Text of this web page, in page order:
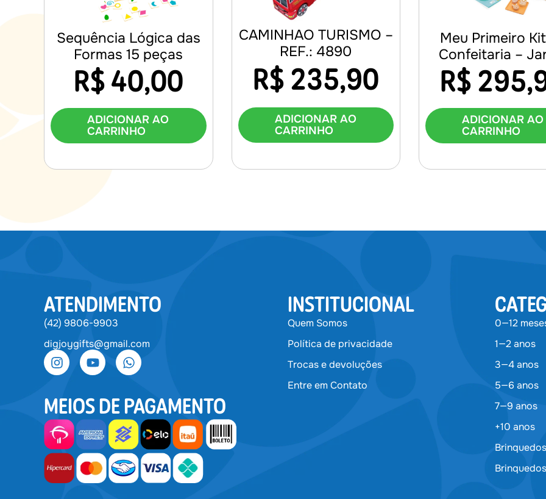
Sequência Lógica das
Formas 15 peças
R$40,00
ADICIONAR AO
CARRINHO
CAMINHAO TURISMO –
REF.: 4890
R$ 235,90
ADICIONAR AO
CARRINHO
Meu Primeiro
Confeitaria –
R$
ADICIONAR AO
CARRINHO
ATENDIMENTO
(42) 9806-9903
digjoygifts@gmail.com
MEIOS DE PAGAMENTO
INSTITUCIONAL
Quem Somos
Política de privacidade
Trocas e devoluções
Entre em Contato
0—12
1—2 anos
3—4 anos
5—6 anos
7—9 anos
+10 anos